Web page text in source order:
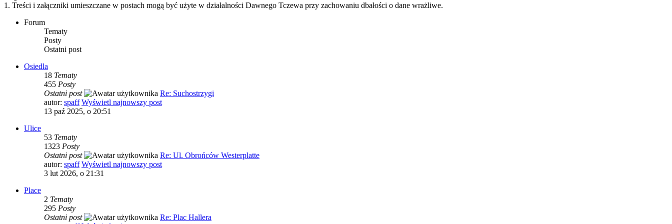
1. Treści i załączniki umieszczane w postach mogą być użyte w działalności Dawnego Tczewa przy zachowaniu dbałości o dane wrażliwe.
Forum
Tematy
Posty
Ostatni post
Osiedla
18 Tematy
455 Posty
Ostatni post
Re: Suchostrzygi
autor: spaff Wyświetl najnowszy post
13 paź 2025, o 20:51
Ulice
53 Tematy
1323 Posty
Ostatni post
Re: Ul. Obrońców Westerplatte
autor: spaff Wyświetl najnowszy post
3 lut 2026, o 21:31
Place
2 Tematy
295 Posty
Ostatni post
Re: Plac Hallera